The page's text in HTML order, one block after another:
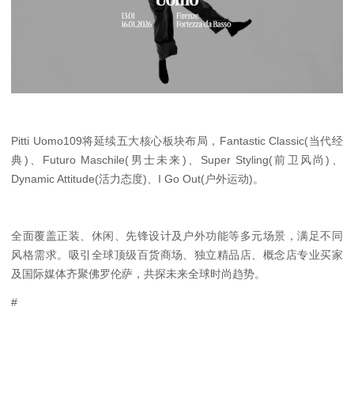
Pitti Uomo109将延续五大核心板块布局，Fantastic Classic(当代经
典)、Futuro Maschile(男士未来)、Super Styling(前卫风尚)、
Dynamic Attitude(活力态度)、I Go Out(户外运动)。
全面覆盖正装、休闲、先锋设计及户外功能等多元场景，满足不同
风格需求。吸引全球顶级百货商场、独立精品店、概念店专业买家
及国际媒体齐聚佛罗伦萨，共探未来全球时尚趋势。
#